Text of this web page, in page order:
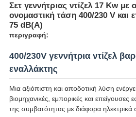
Σετ γεννήτριας ντίζελ 17 Kw με
ονομαστική τάση 400/230 V και
75 dB(A)
περιγραφή:
400/230V γεννήτρια ντίζελ
εναλλάκτης
Μια αξιόπιστη και αποδοτική λύση
βιομηχανικές, εμπορικές και επείγουσες
της συμβατότητας με διάφορα ηλεκτρικά